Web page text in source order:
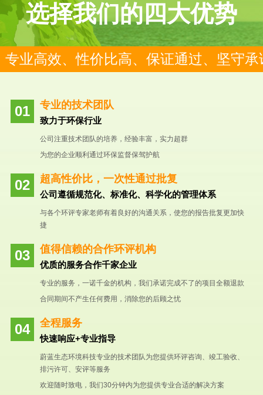
选择我们的四大优势
专业高效、性价比高、保证通过、坚守承
专业的技术团队
致力于环保行业
公司注重技术团队的培养，经验丰富，实力超群
为您的企业顺利通过环保监督保驾护航
超高性价比，一次性通过批复
公司遵循规范化、标准化、科学化的管理体系
与各个环评专家老师有着良好的沟通关系，使您的报告批复更加快
捷
值得信赖的合作环评机构
优质的服务合作千家企业
专业的服务，一诺千金的机构，我们承诺完成不了的项目全额退款
合同期间不产生任何费用，消除您的后顾之忧
全程服务
快速响应+专业指导
蔚蓝生态环境科技专业的技术团队为您提供环评咨询、竣工验收、
排污许可、安评等服务
欢迎随时致电，我们30分钟内为您提供专业合适的解决方案